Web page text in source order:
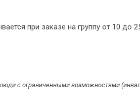
при заказе на группу от 10 до
с ограниченными возможностями